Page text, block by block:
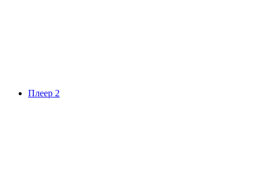
Плеер 2